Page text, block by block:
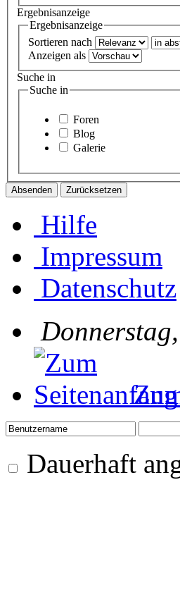
Ergebnisanzeige
Ergebnisanzeige
Sortieren nach
Anzeigen als
Suche in
Suche in
Foren
Blog
Galerie
Hilfe
Impressum
Datenschutz
Dauerhaft